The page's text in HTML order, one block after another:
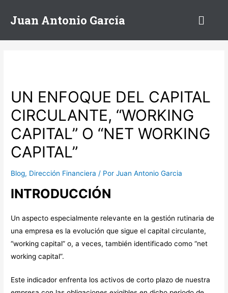
Juan Antonio García
UN ENFOQUE DEL CAPITAL
CIRCULANTE, “WORKING
CAPITAL” O “NET WORKING
CAPITAL”
Blog, Dirección Financiera / PorJuan Antonio Garcia
INTRODUCCIÓN
Un aspecto especialmente relevante en la gestión rutinaria de
una empresa es la evolución que sigue el capital circulante,
“working capital” o, a veces, también identificado como “net
working capital”.
Este indicador enfrenta los activos de corto plazo de nuestra